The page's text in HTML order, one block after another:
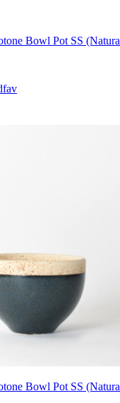
Bowl Pot SS
Bowl Pot SS